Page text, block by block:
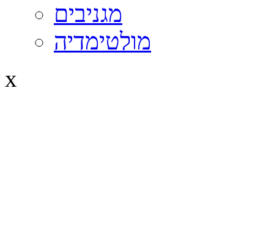
מגניבים
מולטימדיה
x